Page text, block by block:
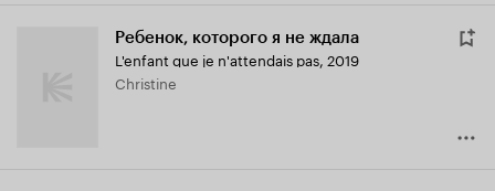
Ребенок, которого я не ждала
L'enfant que je n'attendais pas, 2019
Christine